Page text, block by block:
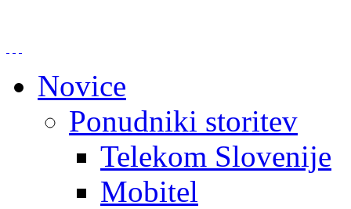
Novice
Ponudniki storitev
Telekom Slovenije
Mobitel